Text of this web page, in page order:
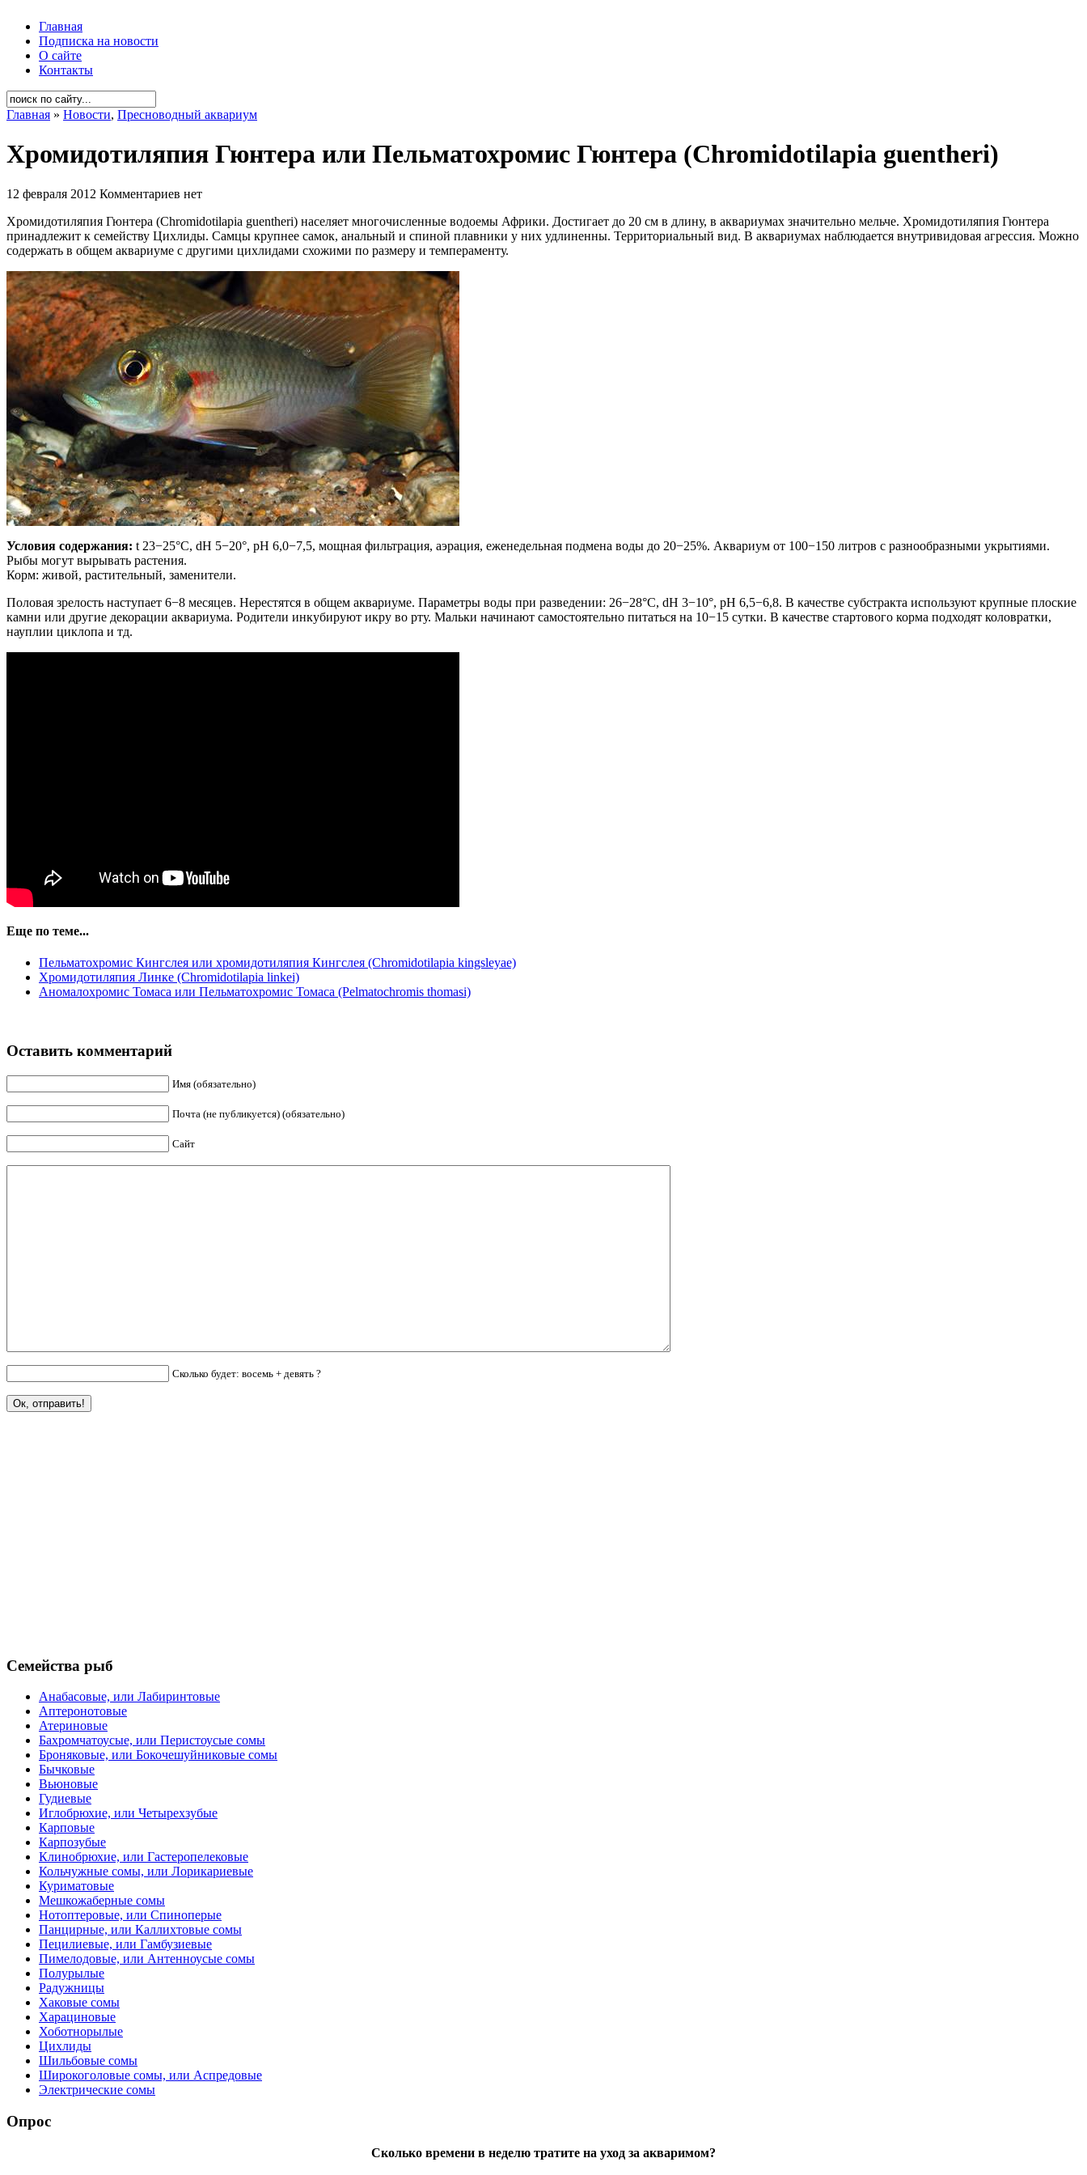
Главная
Подписка на новости
О сайте
Контакты
Главная » Новости, Пресноводный аквариум
Хромидотиляпия Гюнтера или Пельматохромис Гюнтера (Chromidotilapia guentheri)
12 февраля 2012 Комментариев нет
Хромидотиляпия Гюнтера (Chromidotilapia guentheri) населяет многочисленные водоемы Африки. Достигает до 20 см в длину, в аквариумах значительно мельче. Хромидотиляпия Гюнтера
принадлежит к семейству Цихлиды. Самцы крупнее самок, анальный и спиной плавники у них удлиненны. Территориальный вид. В аквариумах наблюдается внутривидовая агрессия. Можно
содержать в общем аквариуме с другими цихлидами схожими по размеру и темпераменту.
Условия содержания: t 23−25°С, dH 5−20°, рН 6,0−7,5, мощная фильтрация, аэрация, еженедельная подмена воды до 20−25%. Аквариум от 100−150 литров с разнообразными укрытиями.
Рыбы могут вырывать растения.
Корм: живой, растительный, заменители.
Половая зрелость наступает 6−8 месяцев. Нерестятся в общем аквариуме. Параметры воды при разведении: 26−28°С, dH 3−10°, рН 6,5−6,8. В качестве субстракта используют крупные плоские
камни или другие декорации аквариума. Родители инкубируют икру во рту. Мальки начинают самостоятельно питаться на 10−15 сутки. В качестве стартового корма подходят коловратки,
науплии циклопа и тд.
Еще по теме...
Пельматохромис Кингслея или хромидотиляпия Кингслея (Chromidotilapia kingsleyae)
Хромидотиляпия Линке (Chromidotilapia linkei)
Аномалохромис Томаса или Пельматохромис Томаса (Pelmatochromis thomasi)
Оставить комментарий
Имя (обязательно)
Почта (не публикуется) (обязательно)
Сайт
Сколько будет: восемь + девять ?
Семейства рыб
Анабасовые, или Лабиринтовые
Аптеронотовые
Атериновые
Бахромчатоусые, или Перистоусые сомы
Броняковые, или Бокочешуйниковые сомы
Бычковые
Вьюновые
Гудиевые
Иглобрюхие, или Четырехзубые
Карповые
Карпозубые
Клинобрюхие, или Гастеропелековые
Кольчужные сомы, или Лорикариевые
Куриматовые
Мешкожаберные сомы
Нотоптеровые, или Cпиноперые
Панцирные, или Каллихтовые сомы
Пецилиевые, или Гамбузиевые
Пимелодовые, или Антенноусые сомы
Полурылые
Радужницы
Хаковые сомы
Харациновые
Хоботнорылые
Цихлиды
Шильбовые сомы
Широкоголовые сомы, или Аспредовые
Электрические сомы
Опрос
Сколько времени в неделю тратите на уход за акваримом?